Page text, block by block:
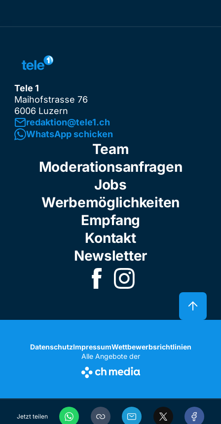
Jetzt teilen
Tele 1
Maihofstrasse 76
6006 Luzern
redaktion@tele1.ch
WhatsApp schicken
Team
Moderationsanfragen
Jobs
Werbemöglichkeiten
Empfang
Kontakt
Newsletter
DatenschutzImpressumWettbewerbsrichtlinien
Alle Angebote der